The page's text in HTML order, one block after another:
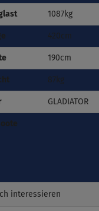
1087kg
420cm
190cm
87kg
GLADIATOR
interessieren